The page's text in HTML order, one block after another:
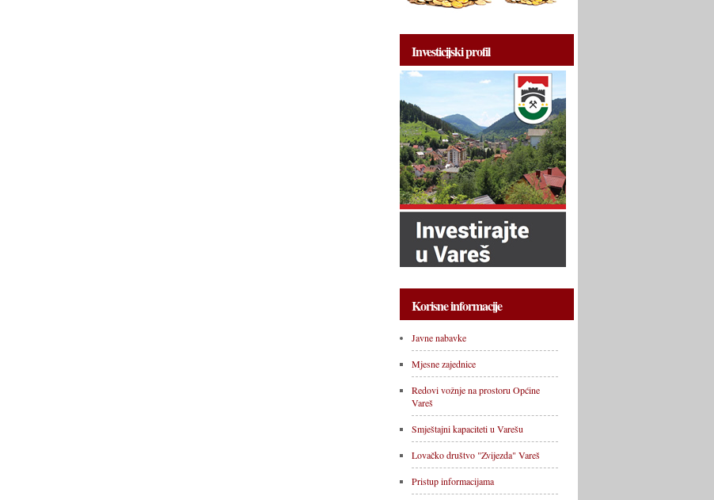
Investicijski profil
Korisne informacije
Javne nabavke
Mjesne zajednice
Redovi vožnje na prostoru Općine
Vareš
Smještajni kapaciteti u Varešu
Lovačko društvo "Zvijezda" Vareš
Pristup informacijama